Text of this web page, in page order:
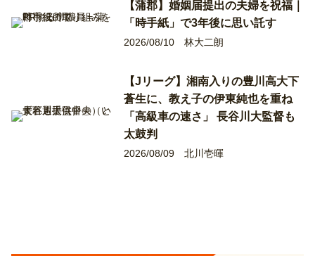
【蒲郡】婚姻届提出の夫婦を祝福｜
「時手紙」で3年後に思い託す
2026/08/10 林大二朗
【Jリーグ】湘南入りの豊川高大下
蒼生に、教え子の伊東純也を重ね
「高級車の速さ」 長谷川大監督も
太鼓判
2026/08/09 北川壱暉